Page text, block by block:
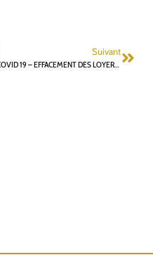
Suivant
COVID 19 – EFFACEMENT DES LOYERS : LES MENSONGES DE LA MUNICIPALITÉ